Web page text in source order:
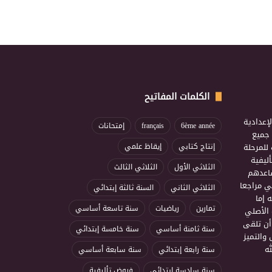
جميع
مراجعا
إما
الأصلي
تلقى
الكلمات المفاتيح
6ème année
français
إمتحانات
إنتاج كتابي
إيقاظ علمي
الثلاثي الأول
الثلاثي الثالث
الثلاثي الثاني
السنة ثالثة إبتدائي
تمارين
رياضيات
سنة تاسعة أساسي
سنة ثامنة أساسي
سنة خامسة إبتدائي
سنة رابعة إبتدائي
سنة سابعة أساسي